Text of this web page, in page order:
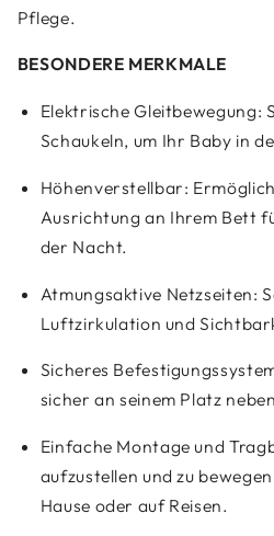
Pflege.
BESONDERE MERKMALE
Elektrische Gleitbewegung:
Schaukeln, um Ihr Baby in
Höhenverstellbar:
Ausrichtung an Ihrem Bett
der Nacht.
Atmungsaktive Netzseiten:
Luftzirkulation und
Sicheres
sicher an seinem Platz
Einfache Montage und
aufzustellen und zu
Hause oder auf Reisen.